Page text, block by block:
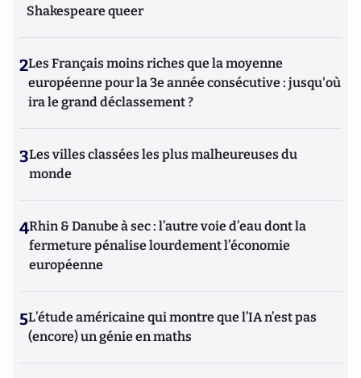
Shakespeare queer
2Les Français moins riches que la moyenne
européenne pour la 3e année consécutive : jusqu'où
ira le grand déclassement ?
3Les villes classées les plus malheureuses du
monde
4Rhin & Danube à sec : l’autre voie d’eau dont la
fermeture pénalise lourdement l’économie
européenne
5L’étude américaine qui montre que l’IA n’est pas
(encore) un génie en maths